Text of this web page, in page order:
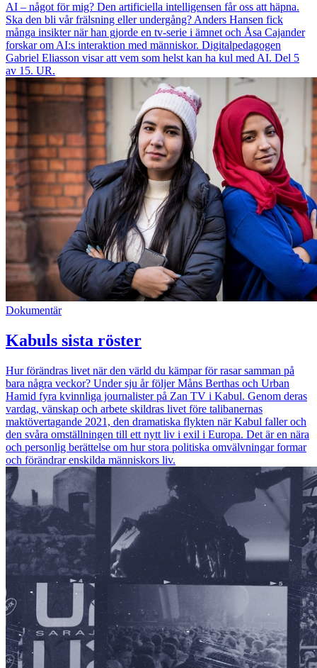
AI – något för mig? Den artificiella intelligensen får oss att häpna.
Ska den bli vår frälsning eller undergång? Anders Hansen fick
många insikter när han gjorde en tv-serie i ämnet och Åsa Cajander
forskar om AI:s interaktion med människor. Digitalpedagogen
Gabriel Eliasson visar att vem som helst kan ha kul med AI. Del 5
av 15. UR.
Dokumentär
Kabuls sista röster
Hur förändras livet när den värld du kämpar för rasar samman på
bara några veckor? Under sju år följer Måns Berthas och Urban
Hamid fyra kvinnliga journalister på Zan TV i Kabul. Genom deras
vardag, vänskap och arbete skildras livet före talibanernas
maktövertagande 2021, den dramatiska flykten när Kabul faller och
den svåra omställningen till ett nytt liv i exil i Europa. Det är en nära
och personlig berättelse om hur stora politiska omvälvningar formar
och förändrar enskilda människors liv.